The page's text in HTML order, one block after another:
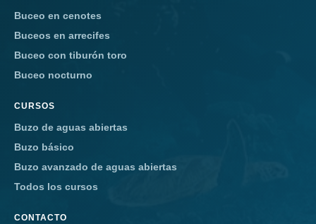
Buceo en cenotes
Buceos en arrecifes
Buceo con tiburón toro
Buceo nocturno
CURSOS
Buzo de aguas abiertas
Buzo básico
Buzo avanzado de aguas abiertas
Todos los cursos
CONTACTO